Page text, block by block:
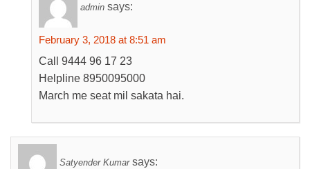
admin says:
February 3, 2018 at 8:51 am
Call 9444 96 17 23
Helpline 8950095000
March me seat mil sakata hai.
Satyender Kumar says: